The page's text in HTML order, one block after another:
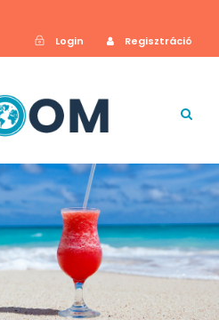
Login
Regisztráció